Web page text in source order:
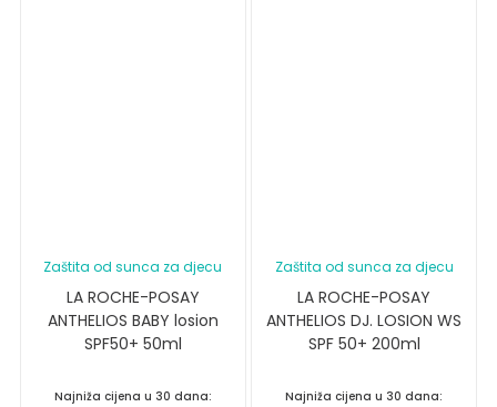
Zaštita od sunca za djecu
LA ROCHE-POSAY
ANTHELIOS BABY losion
SPF50+ 50ml
Najniža cijena u 30 dana:
Zaštita od sunca za djecu
LA ROCHE-POSAY
ANTHELIOS DJ. LOSION WS
SPF 50+ 200ml
Najniža cijena u 30 dana: